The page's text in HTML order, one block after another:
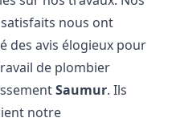
nous ont
des avis élogieux pour
de plombier
Saumur. Ils
notre